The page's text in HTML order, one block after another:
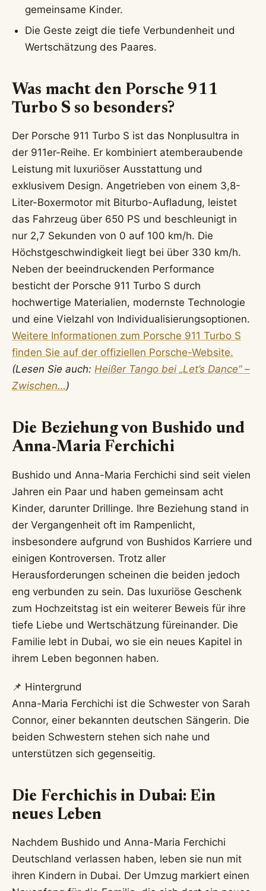
gemeinsame Kinder.
Die Geste zeigt die tiefe Verbundenheit und
Wertschätzung des Paares.
Was macht den Porsche 911
Turbo S so besonders?
Der Porsche 911 Turbo S ist das Nonplusultra in
der 911er-Reihe. Er kombiniert atemberaubende
Leistung mit luxuriöser Ausstattung und
exklusivem Design. Angetrieben von einem 3,8-
Liter-Boxermotor mit Biturbo-Aufladung, leistet
das Fahrzeug über 650 PS und beschleunigt in
nur 2,7 Sekunden von 0 auf 100 km/h. Die
Höchstgeschwindigkeit liegt bei über 330 km/h.
Neben der beeindruckenden Performance
besticht der Porsche 911 Turbo S durch
hochwertige Materialien, modernste Technologie
und eine Vielzahl von Individualisierungsoptionen.
Weitere Informationen zum Porsche 911 Turbo S
finden Sie auf der offiziellen Porsche-Website.
(Lesen Sie auch: Heißer Tango bei „Let’s Dance“ –
Zwischen…)
Die Beziehung von Bushido und
Anna-Maria Ferchichi
Bushido und Anna-Maria Ferchichi sind seit vielen
Jahren ein Paar und haben gemeinsam acht
Kinder, darunter Drillinge. Ihre Beziehung stand in
der Vergangenheit oft im Rampenlicht,
insbesondere aufgrund von Bushidos Karriere und
einigen Kontroversen. Trotz aller
Herausforderungen scheinen die beiden jedoch
eng verbunden zu sein. Das luxuriöse Geschenk
zum Hochzeitstag ist ein weiterer Beweis für ihre
tiefe Liebe und Wertschätzung füreinander. Die
Familie lebt in Dubai, wo sie ein neues Kapitel in
ihrem Leben begonnen haben.
📌 Hintergrund
Anna-Maria Ferchichi ist die Schwester von Sarah
Connor, einer bekannten deutschen Sängerin. Die
beiden Schwestern stehen sich nahe und
unterstützen sich gegenseitig.
Die Ferchichis in Dubai: Ein
neues Leben
Nachdem Bushido und Anna-Maria Ferchichi
Deutschland verlassen haben, leben sie nun mit
ihren Kindern in Dubai. Der Umzug markiert einen